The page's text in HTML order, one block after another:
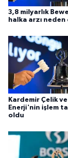
3,8 milyarlık
halka arzı
Kardemir Çelik
Enerji'nin işlem
oldu